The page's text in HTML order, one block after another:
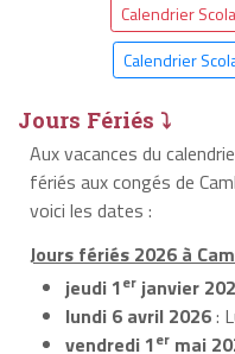
Calendrier
Calendrier
Jours Fériés ⤵
Aux vacances du
fériés aux congés de
voici les dates :
Jours fériés 2026 à
jeudi 1er janvier
lundi 6 avril 2026:
vendredi 1er mai